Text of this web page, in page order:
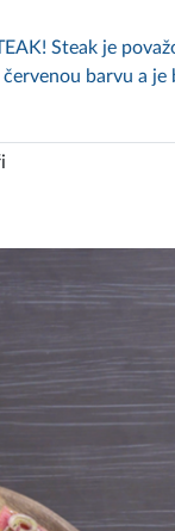
Steak je
barvu a je